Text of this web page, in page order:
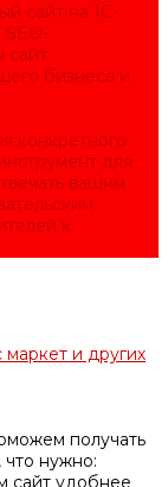
сайт на 1С-
сайт
бизнеса и
конкретного
для
вашим
к
и других
получать
что нужно:
сайт удобнее